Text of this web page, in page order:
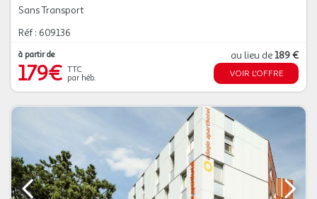
Sans Transport
Réf : 609136
à partir de
179€ TTC
par héb.
au lieu de189 €
VOIR L'OFFRE